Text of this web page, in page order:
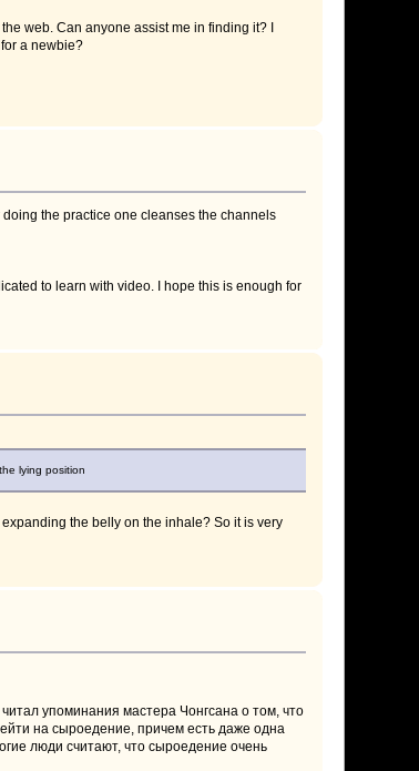
web. Can anyone assist me in finding it? I
a newbie?
the practice one cleanses the channels
to learn with video. I hope this is enough for
lying position
the belly on the inhale? So it is very
упоминания мастера Чонгсана о том, что
на сыроедение, причем есть даже одна
люди считают, что сыроедение очень